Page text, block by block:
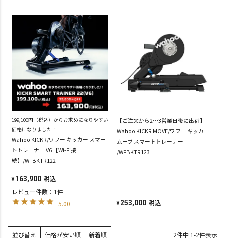
199,100円（税込）からお求めになりやすい
価格になりました！
Wahoo KICKR/ワフー キッカー スマー
トトレーナー V6 【Wi-Fi接
続】/WFBKTR122
¥ 163,900 税込
レビュー件数：1件
5.00
【ご注文から2～3営業日後に出荷】
Wahoo KICKR MOVE/ワフー キッカー
ムーブ スマートトレーナー
/WFBKTR123
¥ 253,000 税込
並び替え 価格が安い順 新着順 2件中 1-2件表示